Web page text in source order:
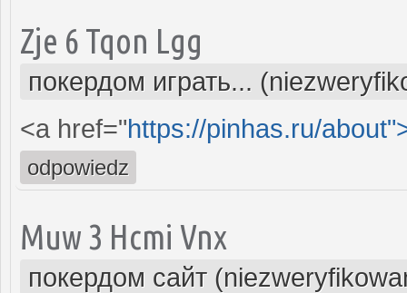
Zje 6 Tqon Lgg
покердом играть...
<a href="https://pinhas.ru/
odpowiedz
Muw 3 Hcmi Vnx
покердом сайт